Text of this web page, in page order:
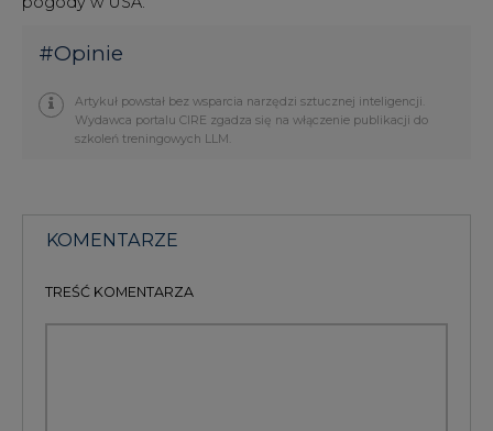
Artykuł powstał bez wsparcia narzędzi sztucznej inteligencji.
szkoleń treningowych LLM.
KOMENTARZE